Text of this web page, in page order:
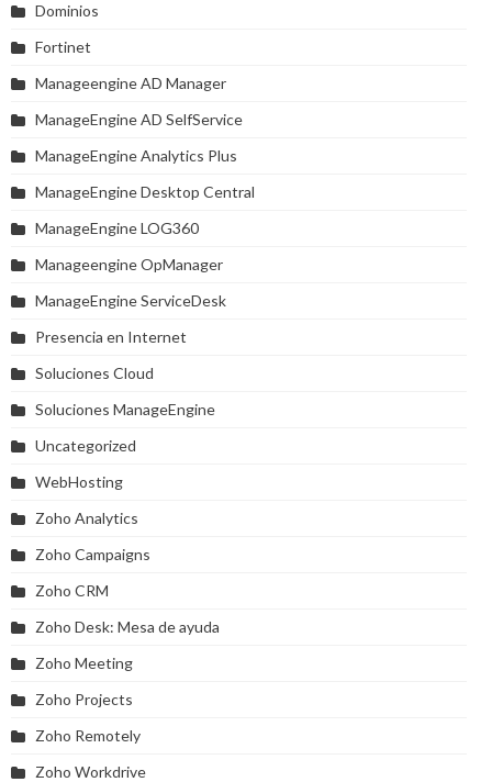
Dominios
Fortinet
Manageengine AD Manager
ManageEngine AD SelfService
ManageEngine Analytics Plus
ManageEngine Desktop Central
ManageEngine LOG360
Manageengine OpManager
ManageEngine ServiceDesk
Presencia en Internet
Soluciones Cloud
Soluciones ManageEngine
Uncategorized
WebHosting
Zoho Analytics
Zoho Campaigns
Zoho CRM
Zoho Desk: Mesa de ayuda
Zoho Meeting
Zoho Projects
Zoho Remotely
Zoho Workdrive